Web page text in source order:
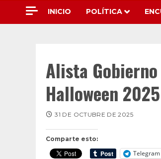
INICIO POLÍTICA
Alista
Halloween
Comparte esto:
Telegram
31 DE OCTUBRE DE 2025